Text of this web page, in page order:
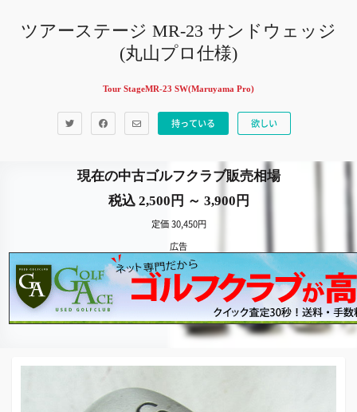
ツアーステージ MR-23 サンドウェッジ
(丸山プロ仕様)
Tour StageMR-23 SW(Maruyama Pro)
持っている 欲しい
現在の中古ゴルフクラブ販売相場
税込 2,500円 ～ 3,900円
定価 30,450円
広告